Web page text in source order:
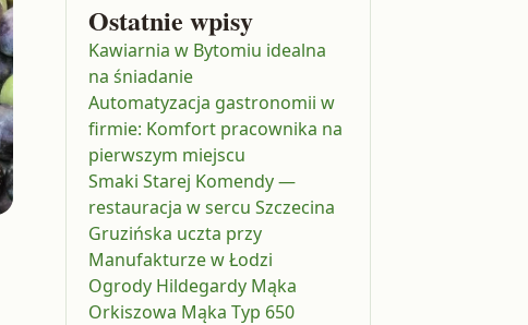
Ostatnie wpisy
Kawiarnia w Bytomiu idealna
na śniadanie
Automatyzacja gastronomii w
firmie: Komfort pracownika na
pierwszym miejscu
Smaki Starej Komendy —
restauracja w sercu Szczecina
Gruzińska uczta przy
Manufakturze w Łodzi
Ogrody Hildegardy Mąka
Orkiszowa Mąka Typ 650